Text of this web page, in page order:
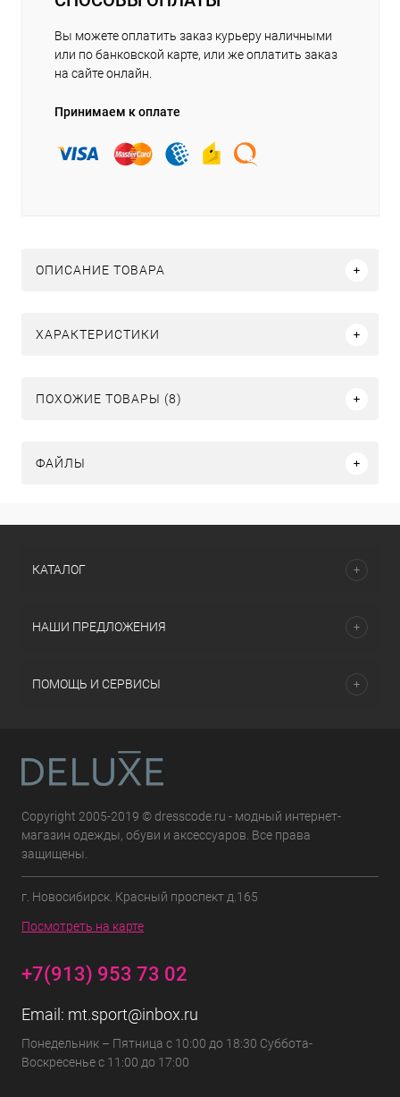
Вы можете оплатить заказ курьеру наличными
или по банковской карте, или же оплатить заказ
на сайте онлайн.
Принимаем к оплате
ОПИСАНИЕ ТОВАРА
ХАРАКТЕРИСТИКИ
ПОХОЖИЕ ТОВАРЫ (8)
ФАЙЛЫ
КАТАЛОГ
НАШИ ПРЕДЛОЖЕНИЯ
ПОМОЩЬ И СЕРВИСЫ
Copyright 2005-2019 © dresscode.ru - модный интернет-
магазин одежды, обуви и аксессуаров. Все права
защищены.
г. Новосибирск. Красный проспект д.165
Посмотреть на карте
+7(913) 953 73 02
Email: mt.sport@inbox.ru
Понедельник – Пятница с 10:00 до 18:30 Суббота-
Воскресенье с 11:00 до 17:00